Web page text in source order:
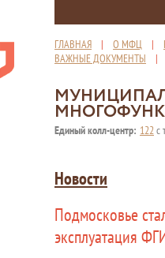
ГЛАВНАЯ | О МФЦ |
ВАЖНЫЕ ДОКУМЕНТЫ
Единый колл-центр: 122с
Новости
Подмосковье
эксплуатация